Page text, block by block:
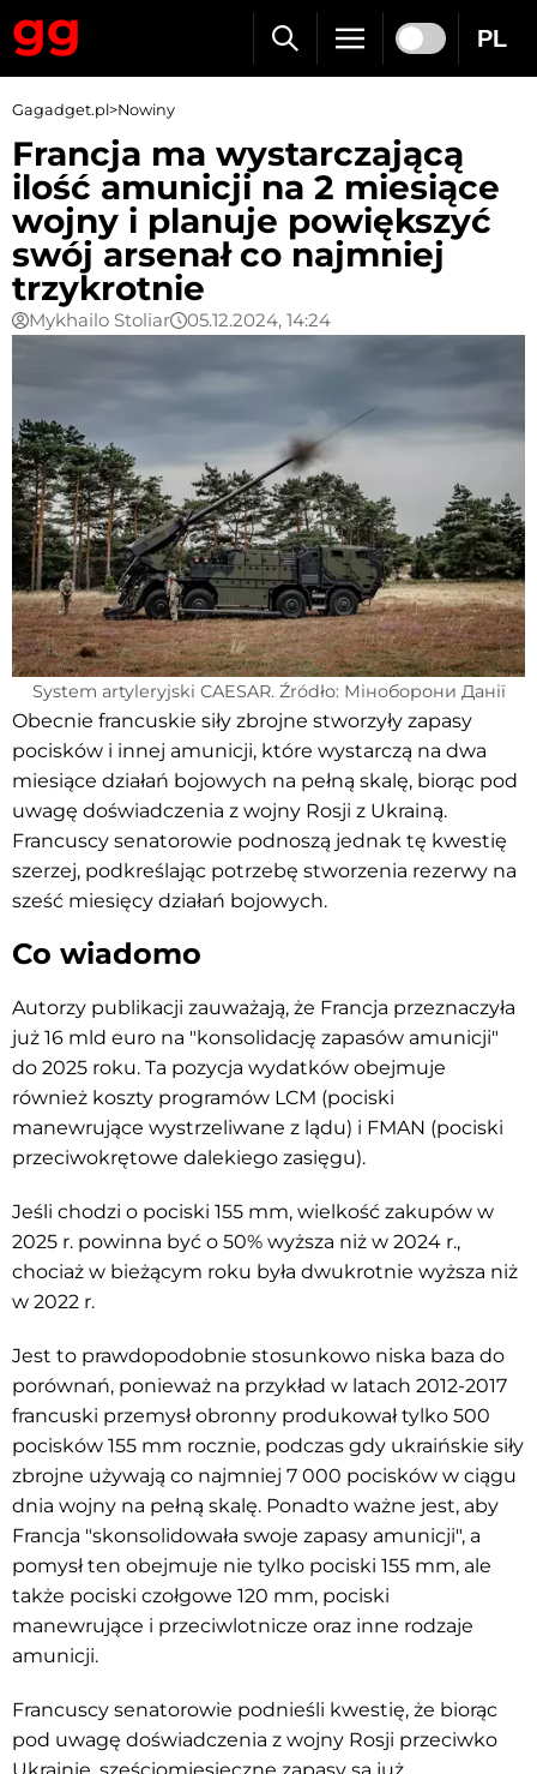
PL
Gagadget.pl>Nowiny
Francja ma wystarczającą
ilość amunicji na 2 miesiące
wojny i planuje powiększyć
swój arsenał co najmniej
trzykrotnie
Mykhailo Stoliar 05.12.2024, 14:24
System artyleryjski CAESAR. Źródło: Міноборони Данії
Obecnie francuskie siły zbrojne stworzyły zapasy
pocisków i innej amunicji, które wystarczą na dwa
miesiące działań bojowych na pełną skalę, biorąc pod
uwagę doświadczenia z wojny Rosji z Ukrainą.
Francuscy senatorowie podnoszą jednak tę kwestię
szerzej, podkreślając potrzebę stworzenia rezerwy na
sześć miesięcy działań bojowych.
Co wiadomo
Autorzy publikacji zauważają, że Francja przeznaczyła
już 16 mld euro na "konsolidację zapasów amunicji"
do 2025 roku. Ta pozycja wydatków obejmuje
również koszty programów LCM (pociski
manewrujące wystrzeliwane z lądu) i FMAN (pociski
przeciwokrętowe dalekiego zasięgu).
Jeśli chodzi o pociski 155 mm, wielkość zakupów w
2025 r. powinna być o 50% wyższa niż w 2024 r.,
chociaż w bieżącym roku była dwukrotnie wyższa niż
w 2022 r.
Jest to prawdopodobnie stosunkowo niska baza do
porównań, ponieważ na przykład w latach 2012-2017
francuski przemysł obronny produkował tylko 500
pocisków 155 mm rocznie, podczas gdy ukraińskie siły
zbrojne używają co najmniej 7 000 pocisków w ciągu
dnia wojny na pełną skalę. Ponadto ważne jest, aby
Francja "skonsolidowała swoje zapasy amunicji", a
pomysł ten obejmuje nie tylko pociski 155 mm, ale
także pociski czołgowe 120 mm, pociski
manewrujące i przeciwlotnicze oraz inne rodzaje
amunicji.
Francuscy senatorowie podnieśli kwestię, że biorąc
pod uwagę doświadczenia z wojny Rosji przeciwko